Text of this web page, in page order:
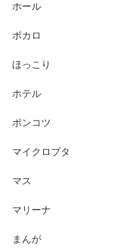
ホール
ボカロ
ほっこり
ホテル
ポンコツ
マイクロブタ
マス
マリーナ
まんが